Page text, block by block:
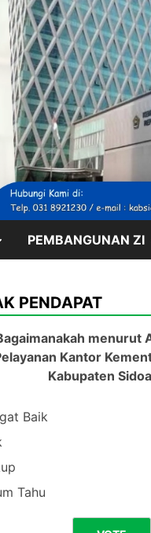
SHOW
MENU
PEMBANGUNAN ZI
PENDAPAT
menurut
Kantor
Kabupaten
Baik
Tahu